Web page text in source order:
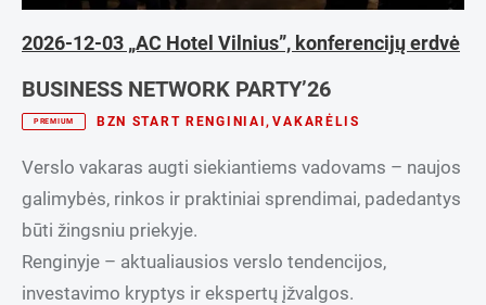
2026-12-03 „AC Hotel Vilnius”, konferencijų erdvė
BUSINESS NETWORK PARTY’26
PREMIUM BZN START RENGINIAI ,VAKARĖLIS
Verslo vakaras augti siekiantiems vadovams – naujos
galimybės, rinkos ir praktiniai sprendimai, padedantys
būti žingsniu priekyje.
Renginyje – aktualiausios verslo tendencijos,
investavimo kryptys ir ekspertų įžvalgos.